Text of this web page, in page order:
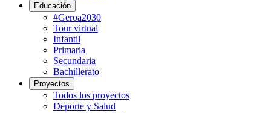
Educación
#Geroa2030
Tour virtual
Infantil
Primaria
Secundaria
Bachillerato
Proyectos
Todos los proyectos
Deporte y Salud